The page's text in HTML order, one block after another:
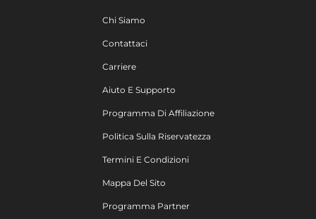
Chi Siamo
Contattaci
Carriere
Aiuto E Supporto
Programma Di Affiliazione
Politica Sulla Riservatezza
Termini E Condizioni
Mappa Del Sito
Programma Partner